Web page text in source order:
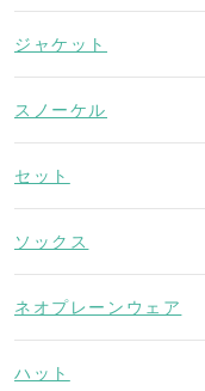
ジャケット
スノーケル
セット
ソックス
ネオプレーンウェア
ハット